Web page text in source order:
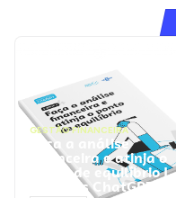
GESTÃO FINANCEIRA
Faça a análise
financeira e atinja o
ponto de equilíbrio |
Prompts ChatGPT